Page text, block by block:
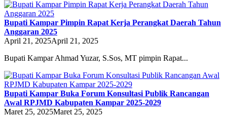
Bupati Kampar Pimpin Rapat Kerja Perangkat Daerah Tahun
Anggaran 2025
April 21, 2025April 21, 2025
Bupati Kampar Ahmad Yuzar, S.Sos, MT pimpin Rapat...
Bupati Kampar Buka Forum Konsultasi Publik Rancangan
Awal RPJMD Kabupaten Kampar 2025-2029
Maret 25, 2025Maret 25, 2025